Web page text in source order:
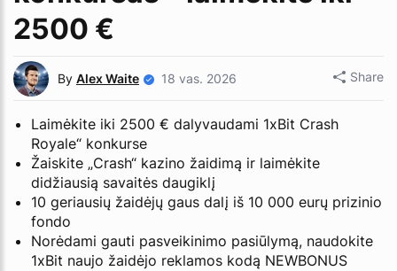
2500 €
By Alex Waite 18 vas. 2026 Share
Laimėkite iki 2500 € dalyvaudami 1xBit Crash
Royale“ konkurse
Žaiskite „Crash“ kazino žaidimą ir laimėkite
didžiausią savaitės daugiklį
10 geriausių žaidėjų gaus dalį iš 10 000 eurų prizinio
fondo
Norėdami gauti pasveikinimo pasiūlymą, naudokite
1xBit naujo žaidėjo reklamos kodą NEWBONUS